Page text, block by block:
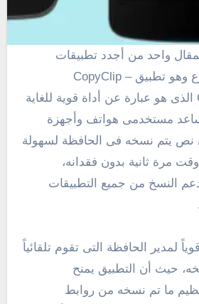
الأندرويد لهذا الأسبوع وهو تطبيق CopyClip –
Clipboard Manager الذى هو عبارة عن أداة قوية للغاية
مستخدمى هواتف وأجهزة
نص يتم نسخه فى الحافظة لسهولة
مرة ثانية بدون فقدانه،
النسخ من جميع التطبيقات
لمدير الحافظة التى تقوم تلقائياً
حيث أن التطبيق يمنح
ما تم نسخه من روابط